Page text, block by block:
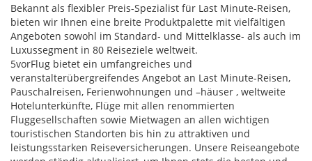
Bekannt als flexibler Preis-Spezialist für Last Minute-Reisen,
bieten wir Ihnen eine breite Produktpalette mit vielfältigen
Angeboten sowohl im Standard- und Mittelklasse- als auch im
Luxussegment in 80 Reiseziele weltweit.
5vorFlug bietet ein umfangreiches und
veranstalterübergreifendes Angebot an Last Minute-Reisen,
Pauschalreisen, Ferienwohnungen und –häuser , weltweite
Hotelunterkünfte, Flüge mit allen renommierten
Fluggesellschaften sowie Mietwagen an allen wichtigen
touristischen Standorten bis hin zu attraktiven und
leistungsstarken Reiseversicherungen. Unsere Reiseangebote